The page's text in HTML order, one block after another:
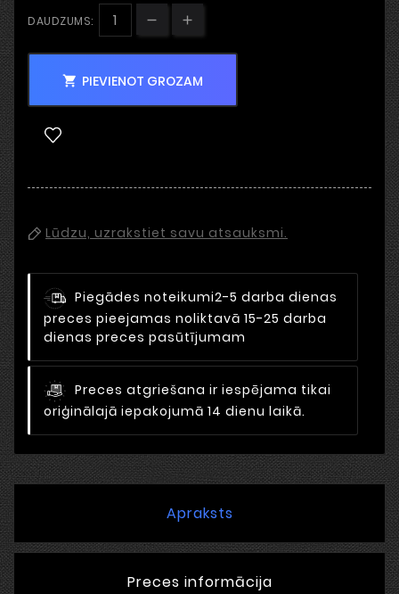
DAUDZUMS:
 PIEVIENOT GROZAM
Lūdzu, uzrakstiet savu atsauksmi.
Piegādes noteikumi2-5 darba dienas
preces pieejamas noliktavā 15-25 darba
dienas preces pasūtījumam
Preces atgriešana ir iespējama tikai
oriģinālajā iepakojumā 14 dienu laikā.
Apraksts
Preces informācija